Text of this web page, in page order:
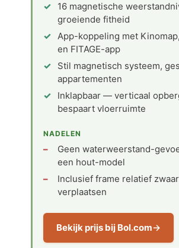
16 magnetische
groeiende fitheid
App-koppeling met
en FITAGE-app
Stil magnetisch systeem,
appartementen
Inklapbaar — verticaal
bespaart vloerruimte
NADELEN
Geen waterweerstand-
een hout-model
Inclusief frame relatief
verplaatsen
Bekijk prijs bij Bol.com